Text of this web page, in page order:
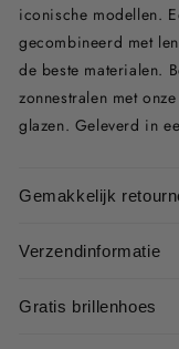
iconische modellen.
gecombineerd met
de beste materialen.
zonnestralen met
glazen. Geleverd in
Gemakkelijk
Verzendinformatie
Gratis brillenhoes